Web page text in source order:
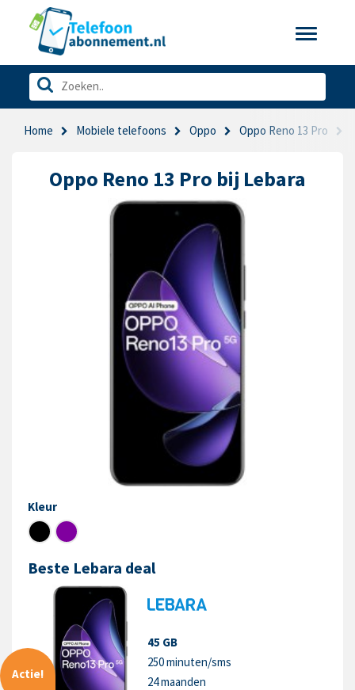
Toggle
Home Mobiele telefoons Oppo Oppo Reno 13 Pro
Oppo Reno 13 Pro bij Lebara
Kleur
Beste Lebara deal
Actie!
45 GB
250 minuten/sms
24 maanden